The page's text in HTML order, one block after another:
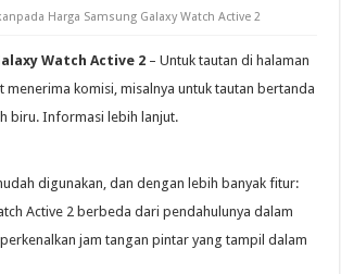
pada Harga Samsung Galaxy Watch Active 2
Watch Active 2 – Untuk tautan di halaman
komisi, misalnya untuk tautan bertanda
biru. Informasi lebih lanjut.
digunakan, dan dengan lebih banyak fitur:
Active 2 berbeda dari pendahulunya dalam
jam tangan pintar yang tampil dalam